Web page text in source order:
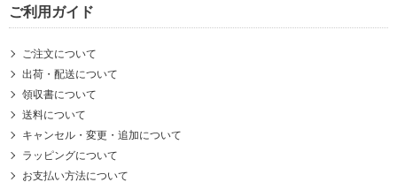
ご利用ガイド
ご注文について
出荷・配送について
領収書について
送料について
キャンセル・変更・追加について
ラッピングについて
お支払い方法について